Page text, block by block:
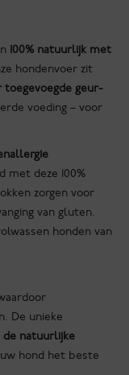
100% natuurlijk met
hondenvoer zit
toegevoegde geur-
voeding – voor
met deze 100%
zorgen voor
van gluten.
honden van
De unieke
natuurlijke
hond het beste